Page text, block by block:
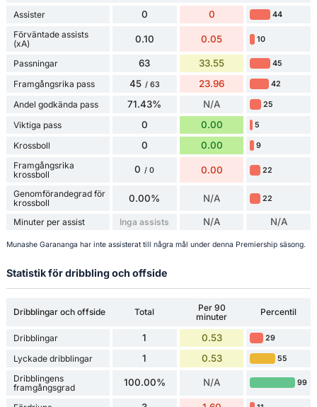
Assister 0 0 44
Förväntade assists
(xA)
0.10 0.05 10
Passningar 63 33.55 45
Framgångsrika pass 45 / 63 23.96 42
Andel godkända pass 71.43% N/A 25
Viktiga pass 0 0.00 5
Krossboll 0 0.00 9
Framgångsrika
krossboll
0 / 0 0.00 22
Genomförandegrad för
krossboll
0.00% N/A 22
Minuter per assist Inga assists N/A N/A
Munashe Garananga har inte assisterat till några mål under denna Premiership säsong.
Statistik för dribbling och offside
Dribblingar och offside Total
Per 90
minuter
Percentil
Dribblingar 1 0.53 29
Lyckade dribblingar 1 0.53 55
Dribblingens
framgångsgrad
100.00% N/A 99